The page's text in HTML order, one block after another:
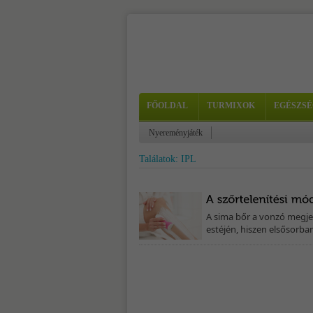
FŐOLDAL TURMIXOK
Nyereményjáték
Találatok: IPL
A sima bőr a vonzó
estéjén, hiszen